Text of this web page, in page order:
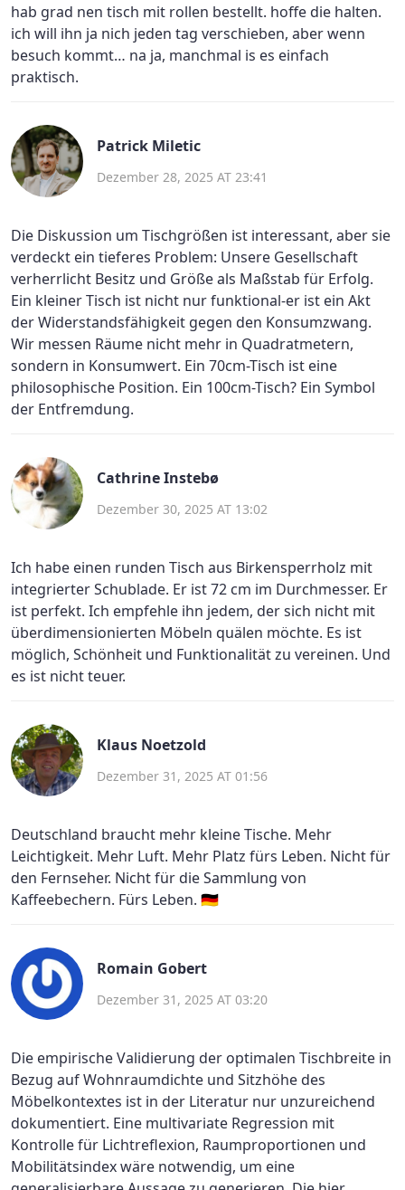
hab grad nen tisch mit rollen bestellt. hoffe die halten.
ich will ihn ja nich jeden tag verschieben, aber wenn
besuch kommt… na ja, manchmal is es einfach
praktisch.
Patrick Miletic
Dezember 28, 2025 AT 23:41
Die Diskussion um Tischgrößen ist interessant, aber sie
verdeckt ein tieferes Problem: Unsere Gesellschaft
verherrlicht Besitz und Größe als Maßstab für Erfolg.
Ein kleiner Tisch ist nicht nur funktional-er ist ein Akt
der Widerstandsfähigkeit gegen den Konsumzwang.
Wir messen Räume nicht mehr in Quadratmetern,
sondern in Konsumwert. Ein 70cm-Tisch ist eine
philosophische Position. Ein 100cm-Tisch? Ein Symbol
der Entfremdung.
Cathrine Instebø
Dezember 30, 2025 AT 13:02
Ich habe einen runden Tisch aus Birkensperrholz mit
integrierter Schublade. Er ist 72 cm im Durchmesser. Er
ist perfekt. Ich empfehle ihn jedem, der sich nicht mit
überdimensionierten Möbeln quälen möchte. Es ist
möglich, Schönheit und Funktionalität zu vereinen. Und
es ist nicht teuer.
Klaus Noetzold
Dezember 31, 2025 AT 01:56
Deutschland braucht mehr kleine Tische. Mehr
Leichtigkeit. Mehr Luft. Mehr Platz fürs Leben. Nicht für
den Fernseher. Nicht für die Sammlung von
Kaffeebechern. Fürs Leben. 🇩🇪
Romain Gobert
Dezember 31, 2025 AT 03:20
Die empirische Validierung der optimalen Tischbreite in
Bezug auf Wohnraumdichte und Sitzhöhe des
Möbelkontextes ist in der Literatur nur unzureichend
dokumentiert. Eine multivariate Regression mit
Kontrolle für Lichtreflexion, Raumproportionen und
Mobilitätsindex wäre notwendig, um eine